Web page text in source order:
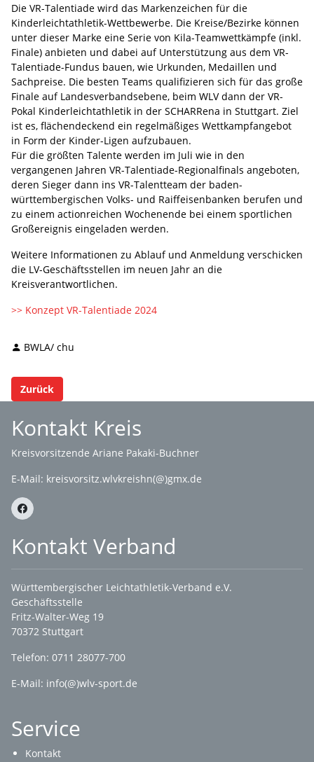
Die VR-Talentiade wird das Markenzeichen für die
Kinderleichtathletik-Wettbewerbe. Die Kreise/Bezirke können
unter dieser Marke eine Serie von Kila-Teamwettkämpfe (inkl.
Finale) anbieten und dabei auf Unterstützung aus dem VR-
Talentiade-Fundus bauen, wie Urkunden, Medaillen und
Sachpreise. Die besten Teams qualifizieren sich für das große
Finale auf Landesverbandsebene, beim WLV dann der VR-
Pokal Kinderleichtathletik in der SCHARRena in Stuttgart. Ziel
ist es, flächendeckend ein regelmäßiges Wettkampfangebot
in Form der Kinder-Ligen aufzubauen.
Für die größten Talente werden im Juli wie in den
vergangenen Jahren VR-Talentiade-Regionalfinals angeboten,
deren Sieger dann ins VR-Talentteam der baden-
württembergischen Volks- und Raiffeisenbanken berufen und
zu einem actionreichen Wochenende bei einem sportlichen
Großereignis eingeladen werden.
Weitere Informationen zu Ablauf und Anmeldung verschicken
die LV-Geschäftsstellen im neuen Jahr an die
Kreisverantwortlichen.
>> Konzept VR-Talentiade 2024
BWLA/ chu
Zurück
Kontakt Kreis
Kreisvorsitzende Ariane Pakaki-Buchner
E-Mail: kreisvorsitz.wlvkreishn(@)gmx.de
Kontakt Verband
Württembergischer Leichtathletik-Verband e.V.
Geschäftsstelle
Fritz-Walter-Weg 19
70372 Stuttgart
Telefon: 0711 28077-700
E-Mail: info(@)wlv-sport.de
Service
Kontakt